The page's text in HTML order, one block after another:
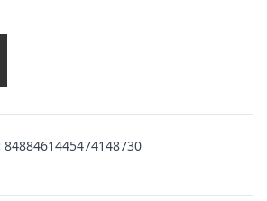
8488461445474148730